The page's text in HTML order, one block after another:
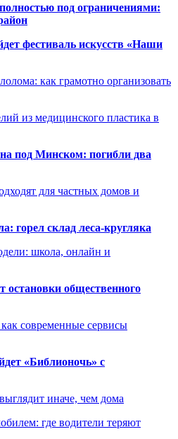
под ограничениями:
фестиваль искусств «Наши
как грамотно организовать
из медицинского пластика в
под Минском: погибли два
для частных домов и
горел склад леса-кругляка
школа, онлайн и
общественного
как современные сервисы
«Библионочь» с
иначе, чем дома
где водители теряют